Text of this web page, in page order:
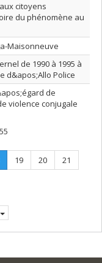
citoyens
du phénomène au
Maisonneuve
de 1990 à 1995 à
d&apos;Allo Police
de
violence conjugale
Page
19 Page
20 Page
21